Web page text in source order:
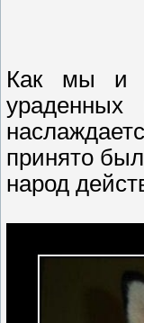
Как мы и
принято
народ